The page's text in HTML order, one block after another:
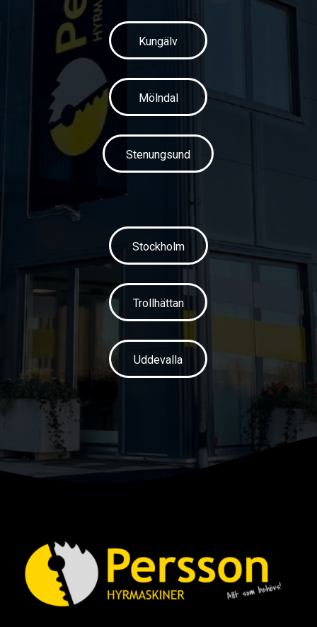
Kungälv
Mölndal
Stenungsund
Stockholm
Trollhättan
Uddevalla